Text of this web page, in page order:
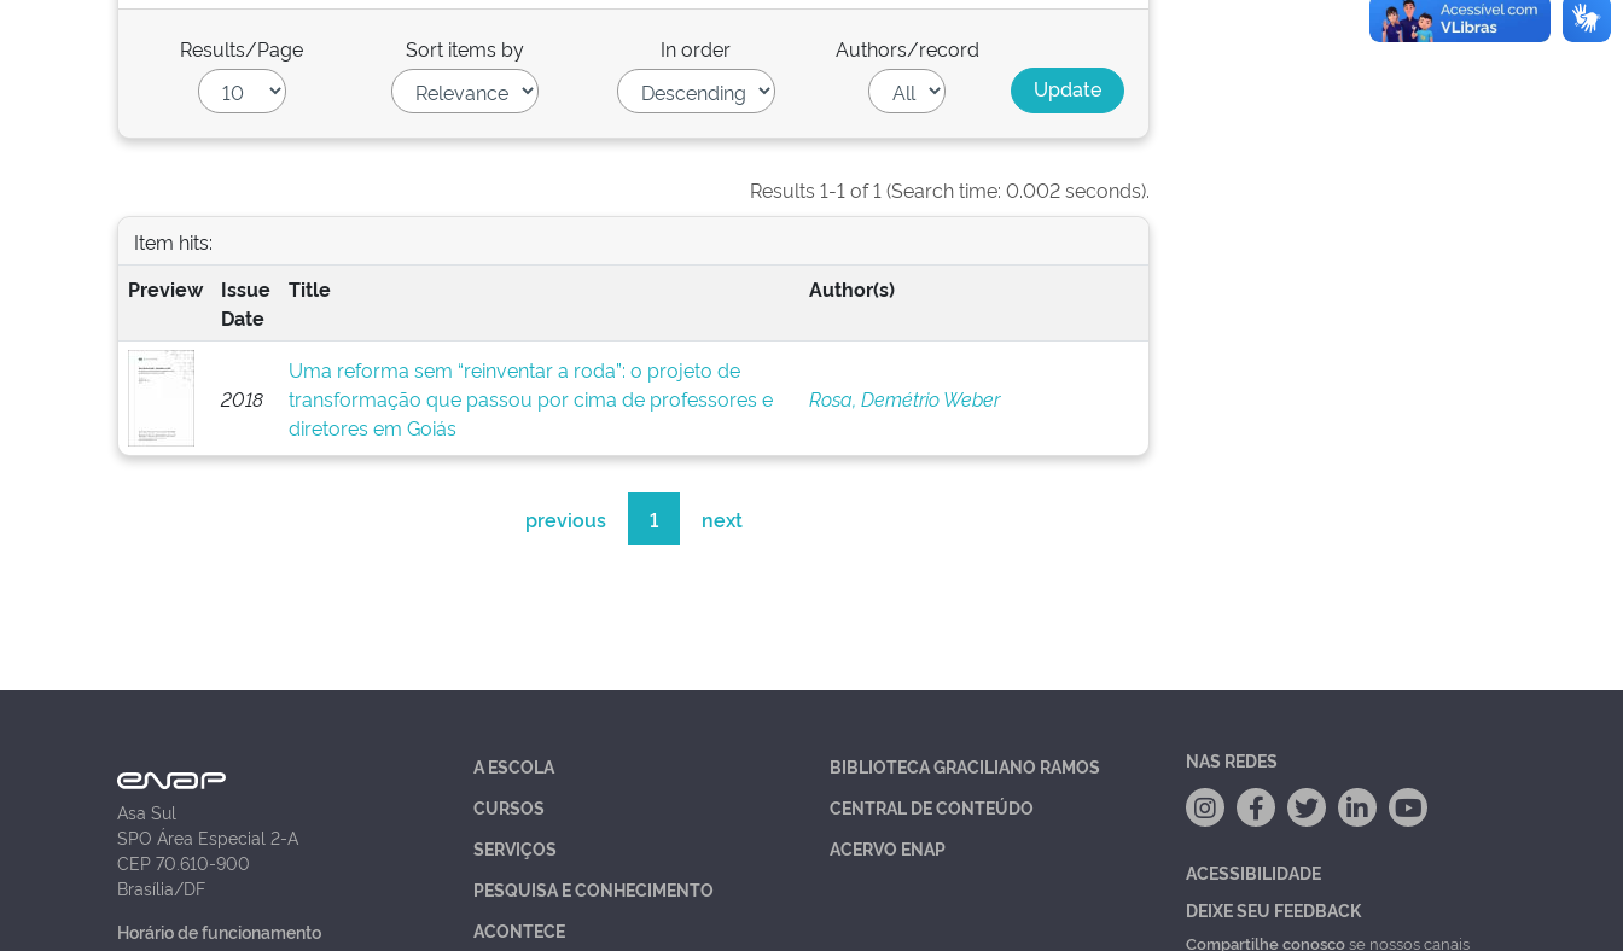
Results/Page Sort items by In order Authors/record
Results 1-1 of 1 (Search time: 0.002 seconds).
Item hits:
Preview
Issue
Date
Title Author(s)
2018
Uma reforma sem “reinventar a roda”: o projeto de
transformação que passou por cima de professores e
diretores em Goiás
Rosa, Demétrio Weber
previous 1 next
Asa Sul
SPO Área Especial 2-A
CEP 70.610-900
Brasília/DF
Horário de funcionamento
A ESCOLA
CURSOS
SERVIÇOS
PESQUISA E CONHECIMENTO
ACONTECE
BIBLIOTECA GRACILIANO RAMOS
CENTRAL DE CONTEÚDO
ACERVO ENAP
NAS REDES
ACESSIBILIDADE
DEIXE SEU FEEDBACK
Compartilhe conoscose nossos canais